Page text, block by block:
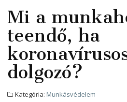
Mi a
teendő, ha
dolgozó?
Kategória: Munkásvédelem